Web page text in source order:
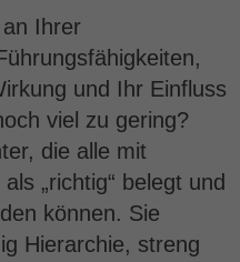
Ihrer
und Ihr Einfluss
viel zu gering?
die alle mit
„richtig“ belegt und
können. Sie
Hierarchie, streng